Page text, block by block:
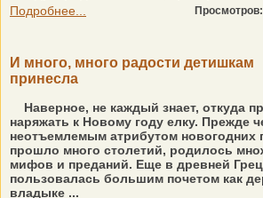
Подробнее...
И много, много радости детишкам
принесла
Наверное, не каждый знает, откуда
наряжать к Новому году елку. Прежде
неотъемлемым атрибутом новогодних
прошло много столетий, родилось
мифов и преданий. Еще в древней
пользовалась большим почетом как
владыке ...